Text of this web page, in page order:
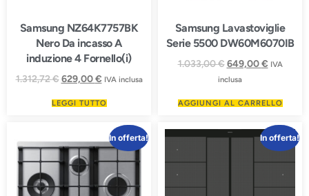
Samsung NZ64K7757BK
Nero Da incasso A
induzione 4 Fornello(i)
1.312,72€ 629,00€ IVA inclusa
LEGGI TUTTO
Samsung Lavastoviglie
Serie 5500 DW60M6070IB
1.033,00€ 649,00€ IVA
inclusa
AGGIUNGI AL CARRELLO
In offerta! In offerta!